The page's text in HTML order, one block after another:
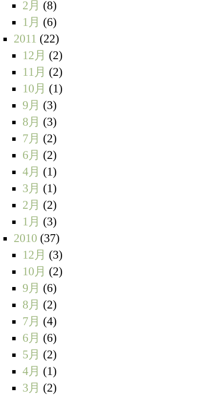
2月 (8)
1月 (6)
2011 (22)
12月 (2)
11月 (2)
10月 (1)
9月 (3)
8月 (3)
7月 (2)
6月 (2)
4月 (1)
3月 (1)
2月 (2)
1月 (3)
2010 (37)
12月 (3)
10月 (2)
9月 (6)
8月 (2)
7月 (4)
6月 (6)
5月 (2)
4月 (1)
3月 (2)